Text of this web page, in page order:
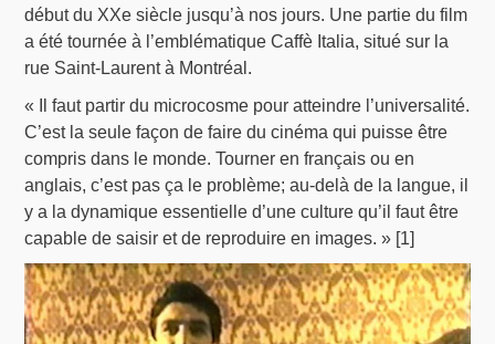
début du XXe siècle jusqu’à nos jours. Une partie du film
a été tournée à l’emblématique Caffè Italia, situé sur la
rue Saint-Laurent à Montréal.
« Il faut partir du microcosme pour atteindre l’universalité.
C’est la seule façon de faire du cinéma qui puisse être
compris dans le monde. Tourner en français ou en
anglais, c’est pas ça le problème; au-delà de la langue, il
y a la dynamique essentielle d’une culture qu’il faut être
capable de saisir et de reproduire en images. » [1]